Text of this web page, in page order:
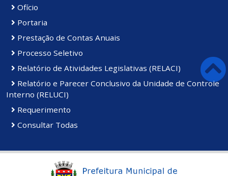
Ofício
Portaria
Prestação de Contas Anuais
Processo Seletivo
Relatório de Atividades Legislativas (RELACI)
Relatório e Parecer Conclusivo da Unidade de Controle
Interno (RELUCI)
Requerimento
Consultar Todas